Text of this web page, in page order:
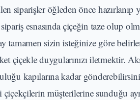
siparişler öğleden önce hazırlanıp
esnasında çiçeğin taze olup
tamamen sizin isteğinize göre
çiçekle duygularınızı iletmektir.
kapılarına kadar
müşterilerine sunduğu